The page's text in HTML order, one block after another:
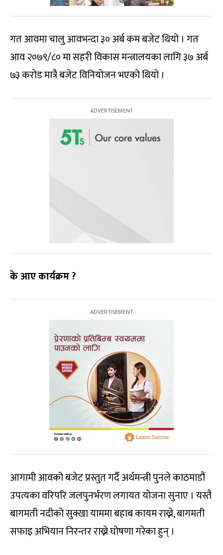
गत आवमा चालु आवभन्दा ३० अर्ब कम बजेट थियो । गत
आव २०७९/८० मा सहरी विकास मन्त्रालयका लागि ३७ अर्ब
७३ करोड मात्रै बजेट विनियोजन भएको थियो ।
के आए कार्यक्रम ?
आगामी आवको बजेट प्रस्तुत गर्दै अर्थमन्त्री पुनले काठमाडौं
उपत्यका वरिपरि जलपुनर्भरण लगायत योजना सुनाए । यस्तै
बागमती नदीको सुक्खा याममा बहाब कायम राख्ने, बागमती
सफाइ अभियान निरन्तर राख्ने घोषणा गरेका हुन् ।